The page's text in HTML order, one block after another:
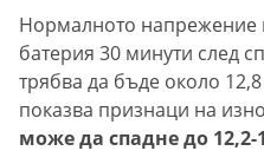
Нормалното напрежение
батерия 30 минути след
трябва да бъде около
показва признаци на
може да спадне до 12,2-